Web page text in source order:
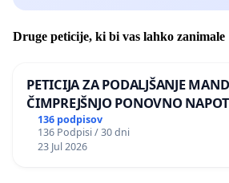
Druge peticije, ki bi vas lahko zanimale
PETICIJA ZA PODALJŠANJE
ČIMPREJŠNJO PONOVNO
BERNARDA ŠRAJNERJA NA
REPUBLIKE SLOVENIJE V MOSKVI
136 podpisov
136 Podpisi / 30 dni
23 Jul 2026